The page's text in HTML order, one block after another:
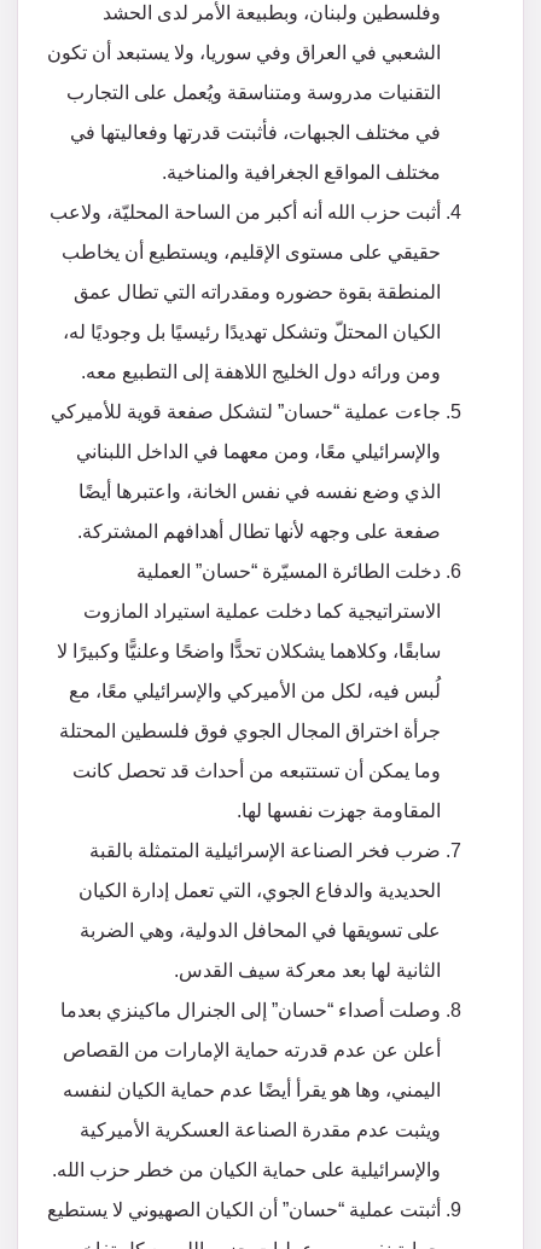
وفلسطين ولبنان، وبطبيعة الأمر لدى الحشد
الشعبي في العراق وفي سوريا، ولا يستبعد أن تكون
التقنيات مدروسة ومتناسقة ويُعمل على التجارب
في مختلف الجبهات، فأثبتت قدرتها وفعاليتها في
مختلف المواقع الجغرافية والمناخية.
أثبت حزب الله أنه أكبر من الساحة المحليّة، ولاعب
حقيقي على مستوى الإقليم، ويستطيع أن يخاطب
المنطقة بقوة حضوره ومقدراته التي تطال عمق
الكيان المحتلّ وتشكل تهديدًا رئيسيًا بل وجوديًا له،
ومن ورائه دول الخليج اللاهفة إلى التطبيع معه.
جاءت عملية “حسان” لتشكل صفعة قوية للأميركي
والإسرائيلي معًا، ومن معهما في الداخل اللبناني
الذي وضع نفسه في نفس الخانة، واعتبرها أيضًا
صفعة على وجهه لأنها تطال أهدافهم المشتركة.
دخلت الطائرة المسيّرة “حسان” العملية
الاستراتيجية كما دخلت عملية استيراد المازوت
سابقًا، وكلاهما يشكلان تحدًّا واضحًا وعلنيًّا وكبيرًا لا
لُبس فيه، لكل من الأميركي والإسرائيلي معًا، مع
جرأة اختراق المجال الجوي فوق فلسطين المحتلة
وما يمكن أن تستتبعه من أحداث قد تحصل كانت
المقاومة جهزت نفسها لها.
ضرب فخر الصناعة الإسرائيلية المتمثلة بالقبة
الحديدية والدفاع الجوي، التي تعمل إدارة الكيان
على تسويقها في المحافل الدولية، وهي الضربة
الثانية لها بعد معركة سيف القدس.
وصلت أصداء “حسان” إلى الجنرال ماكينزي بعدما
أعلن عن عدم قدرته حماية الإمارات من القصاص
اليمني، وها هو يقرأ أيضًا عدم حماية الكيان لنفسه
ويثبت عدم مقدرة الصناعة العسكرية الأميركية
والإسرائيلية على حماية الكيان من خطر حزب الله.
أثبتت عملية “حسان” أن الكيان الصهيوني لا يستطيع